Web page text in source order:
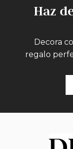
Haz
Decora
regalo